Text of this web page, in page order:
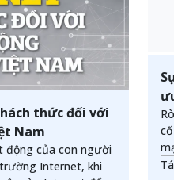
thức đối với
Nam
động của con người
Internet, khi